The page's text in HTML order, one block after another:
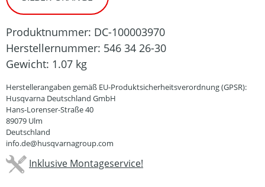
Produktnummer: DC-100003970
Herstellernummer: 546 34 26-30
Gewicht: 1.07 kg
Herstellerangaben gemäß EU-Produktsicherheitsverordnung (GPSR):
Husqvarna Deutschland GmbH
Hans-Lorenser-Straße 40
89079 Ulm
Deutschland
info.de@husqvarnagroup.com
Inklusive Montageservice!